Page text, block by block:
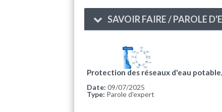
SAVOIR FAIRE / PAROLE
Protection des réseaux d'eau
Date: 09/07/2025
Type: Parole d'expert